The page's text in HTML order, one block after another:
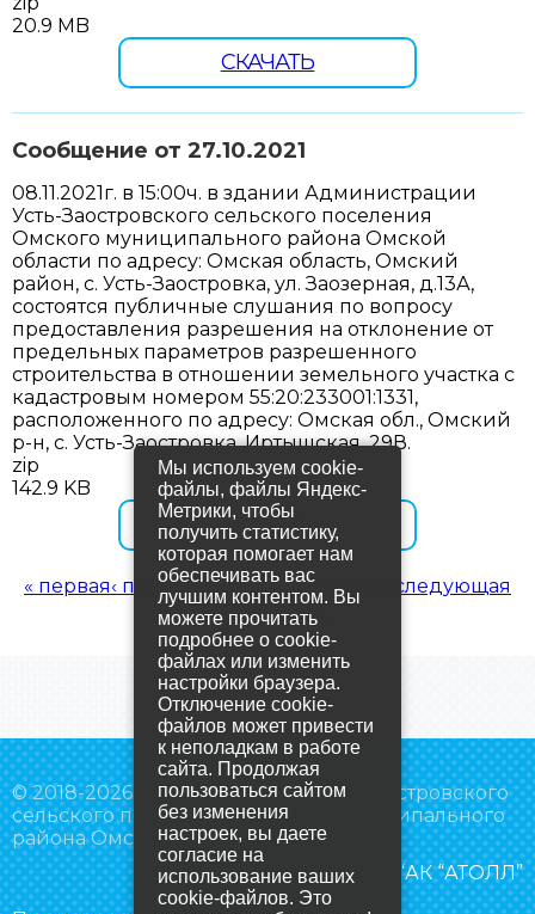
20.9 MB
СКАЧАТЬ
Сообщение от 27.10.2021
08.11.2021г. в 15:00ч. в здании Администрации
Усть-Заостровского сельского поселения
Омского муниципального района Омской
области по адресу: Омская область, Омский
район, с. Усть-Заостровка, ул. Заозерная, д.13А,
состоятся публичные слушания по вопросу
предоставления разрешения на отклонение от
предельных параметров разрешенного
строительства в отношении земельного участка с
кадастровым номером 55:20:233001:1331,
расположенного по адресу: Омская обл., Омский
р-н, с. Усть-Заостровка, Иртышская, 29В.
zip
142.9 KB
СКАЧАТЬ
Страницы
« первая‹ предыдущая…4 5678 910
следующая
›последняя »
© 2018-2026 Администрация Усть-Заостровского
сельского поселения Омского муниципального
района Омской области
Создание сайта
– “АК “АТОЛЛ”
Мы используем cookie-
файлы, файлы Яндекс-
Метрики, чтобы
получить статистику,
которая помогает нам
обеспечивать вас
лучшим контентом. Вы
можете прочитать
подробнее о cookie-
файлах или изменить
настройки браузера.
Отключение cookie-
файлов может привести
к неполадкам в работе
сайта. Продолжая
пользоваться сайтом
без изменения
настроек, вы даете
согласие на
использование ваших
cookie-файлов. Это